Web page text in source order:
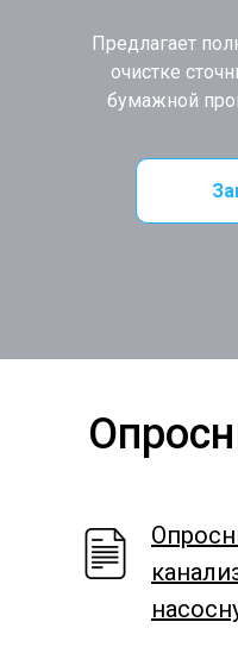
Предлагает
очистке
бумажной